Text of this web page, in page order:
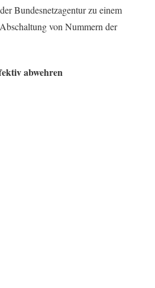
Bundesnetzagentur zu einem
von Nummern der
abwehren